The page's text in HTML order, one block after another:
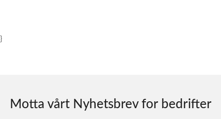
}
Motta vårt Nyhetsbrev for bedrifter